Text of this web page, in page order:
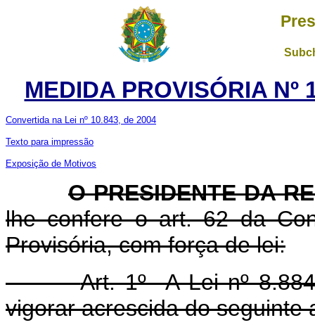
MEDIDA PROVISÓRIA Nº
Convertida na Lei nº 10.843, de 2004
Texto para impressão
Exposição de Motivos
O PRESIDENTE DA
lhe confere o art. 62 da
Provisória, com força de lei:
Art. 1º A Lei nº
vigorar acrescida do seguinte